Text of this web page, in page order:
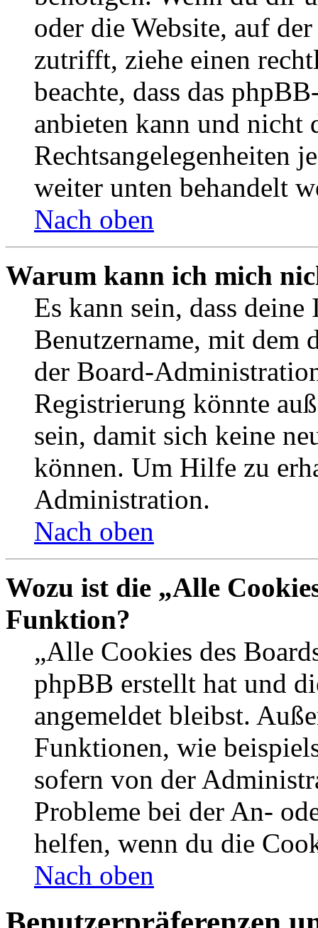
oder die Website, auf
zutrifft, ziehe einen
beachte, dass das
anbieten kann und nicht
Rechtsangelegenheiten
weiter unten behandelt
Nach oben
Warum kann ich mich
Es kann sein, dass
Benutzername, mit dem
der Board-
Registrierung könnte
sein, damit sich keine
können. Um Hilfe zu
Administration.
Nach oben
Wozu ist die „Alle
Funktion?
„Alle Cookies des
phpBB erstellt hat und
angemeldet bleibst.
Funktionen, wie
sofern von der
Probleme bei der An-
helfen, wenn du die
Nach oben